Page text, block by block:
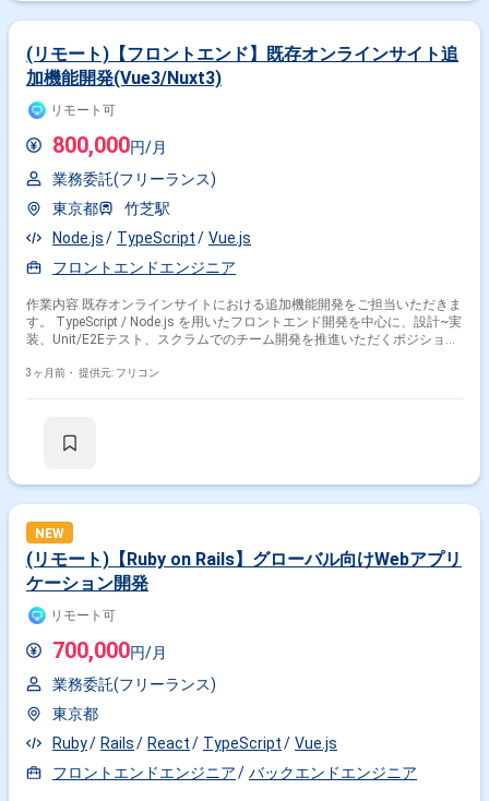
主導できるポジションです。 複数のクラウドサービスやモダンなフロント
エンド技術を活用しつつ、運用改善まで含めた一気通貫の経験を積むこと
ができます。 【開発環境】 フロントエンドはReactやVue.js等を用い、バ
ックエンドではAPI設計・実装を行います。 インフラおよび基盤には
AWS、GCP、Azureのいずれかを利用し、TerraformやCDKなどのIaCを活
用した構成管理を行います。 また、CMSの導入や外部API・サービスとの
連携も行っております。
(リモート)【フロントエンド】既存オンラインサイト追
加機能開発(Vue3/Nuxt3)
リモート可
800,000円/月
業務委託(フリーランス)
東京都
竹芝駅
Node.js
TypeScript
Vue.js
フロントエンドエンジニア
作業内容 既存オンラインサイトにおける追加機能開発をご担当いただきま
す。 TypeScript / Node.js を用いたフロントエンド開発を中心に、設計~実
装、Unit/E2Eテスト、スクラムでのチーム開発を推進いただくポジション
ます。 ・言語：TypeScript、Node.js ・FW：Vue3、Nuxt3 ・テスト：Unit
3ヶ月前・ 提供元: フリコン
NEW
(リモート)【Ruby on Rails】グローバル向けWebアプリ
ケーション開発
リモート可
700,000円/月
業務委託(フリーランス)
東京都
Ruby
Rails React TypeScript
Vue.js
フロントエンドエンジニア
バックエンドエンジニア